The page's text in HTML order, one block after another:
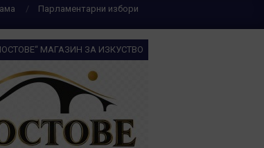
Парламентарни избори
МАГАЗИН ЗА ИЗКУСТВО